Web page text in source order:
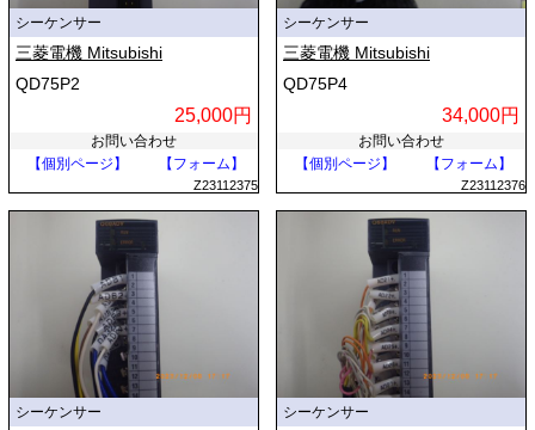
シーケンサー
三菱電機 Mitsubishi
QD75P2
25,000円
お問い合わせ
【個別ページ】
【フォーム】
Z23112375
シーケンサー
三菱電機 Mitsubishi
QD75P4
34,000円
お問い合わせ
【個別ページ】
【フォーム】
Z23112376
シーケンサー シーケンサー